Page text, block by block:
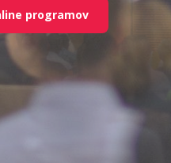
programov